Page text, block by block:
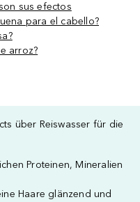
sus efectos
para el cabello?
arroz?
über Reiswasser für die
Proteinen, Mineralien
Haare glänzend und